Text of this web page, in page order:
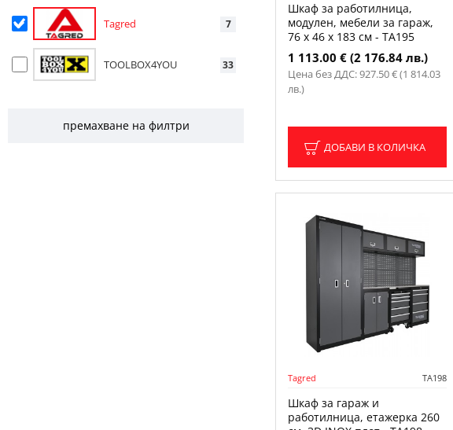
Tagred 7
TOOLBOX4YOU 33
премахване на филтри
Шкаф за работилница,
модулен, мебели за гараж,
76 x 46 x 183 см - TA195
1 113.00 € (2 176.84 лв.)
Цена без ДДС: 927.50 € (1 814.03
лв.)
ДОБАВИ В КОЛИЧКА
Tagred TA198
Шкаф за гараж и
работилница, етажерка 260